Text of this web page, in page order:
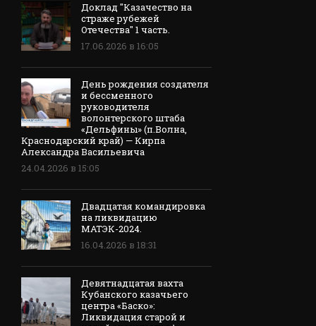
Доклад "Казачество на
страже рубежей
Отечества" 1 часть.
17.06.2026 в 16:05
День рождения создателя
и бессменного
руководителя
волонтерского штаба
«Дельфины» (п.Волна,
Краснодарский край) — Кирпа
Александра Васильевича
24.04.2026 в 15:05
Двадцатая командировка
на ликвидацию
МАТЭК-2024.
16.04.2026 в 18:31
Девятнадцатая вахта
Кубанского казачьего
центра «Баско»:
Ликвидация старой и